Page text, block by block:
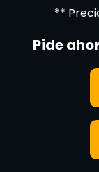
**
Pide